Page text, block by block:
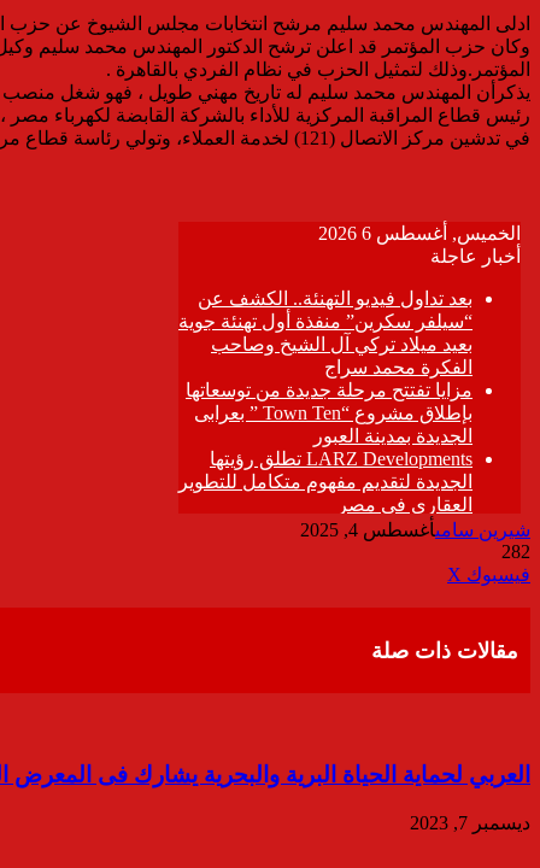
ادلى المهندس محمد سليم مرشح انتخابات مجلس الشيوخ عن حزب المؤتمر ؛ رقم ٥٢ رمز الهدهد، بصوته اليوم من داخل
المؤتمر.وذلك لتمثيل الحزب في نظام الفردي بالقاهرة .
يذكرأن المهندس محمد سليم له تاريخ مهني طويل ، فهو شغل منصب
رئيس قطاع المراقبة المركزية للأداء بالشركة القابضة لكهرباء
في تدشين مركز الاتصال (121) لخدمة العملاء، وتولي رئاسة قطاع مركز الجهد الفائق، وتولي رئاسة اللجنة الوطنية الكهروتقنية وعضو اللجنة الوطنية لكفاءة الطاقة .
شيرين سامىأغسطس 4, 2025
282
فيسبوك ‫X
مقالات ذات صلة
العربي لحماية الحياة البرية والبحرية يشارك فى المعرض
ديسمبر 7, 2023